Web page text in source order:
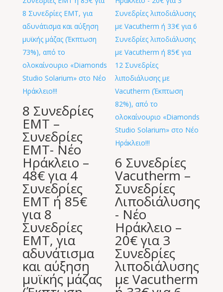
8 Συνεδρίες
EMT –
Συνεδρίες
EMT- Νέο
Ηράκλειο –
48€ για 4
Συνεδρίες
EMT ή 85€
για 8
Συνεδρίες
EMT, για
αδυνάτισμα
και αύξηση
μυϊκής μάζας
6 Συνεδρίες
Vacutherm –
Συνεδρίες
Λιποδιάλυσης
- Νέο
Ηράκλειο –
20€ για 3
Συνεδρίες
λιποδιάλυσης
με Vacutherm